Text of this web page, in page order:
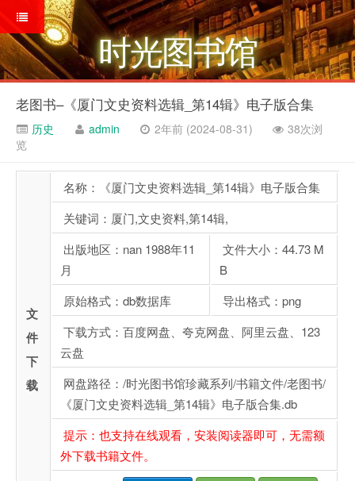
时光图书馆
老图书–《厦门文史资料选辑_第14辑》电子版合集
历史 admin 2年前 (2024-08-31)
38次浏
览
文
件
下
载
名称：《厦门文史资料选辑_第14辑》电子版合集
关键词：厦门,文史资料,第14辑,
出版地区：nan 1988年11
月
文件大小：44.73 M
B
原始格式：db数据库
导出格式：png
下载方式：百度网盘、夸克网盘、阿里云盘、123
云盘
网盘路径：/时光图书馆珍藏系列/书籍文件/老图书/
《厦门文史资料选辑_第14辑》电子版合集.db
提示：也支持在线观看，安装阅读器即可，无需额
外下载书籍文件。